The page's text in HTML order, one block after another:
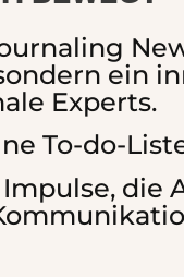
ein
Experts.
To-do-
Impulse, die